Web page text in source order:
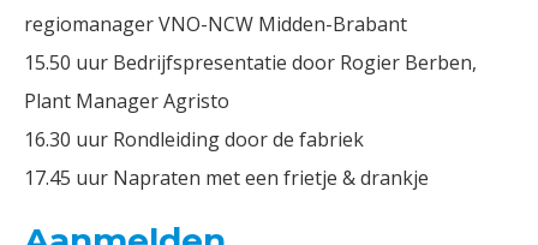
regiomanager VNO-NCW Midden-Brabant
15.50 uur Bedrijfspresentatie door Rogier Berben,
Plant Manager Agristo
16.30 uur Rondleiding door de fabriek
17.45 uur Napraten met een frietje & drankje